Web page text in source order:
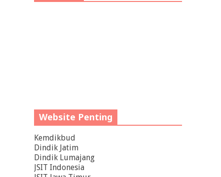
Website Penting
Kemdikbud
Dindik Jatim
Dindik Lumajang
JSIT Indonesia